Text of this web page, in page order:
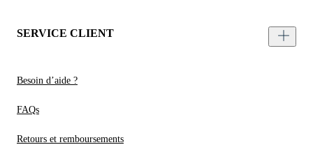
SERVICE CLIENT
Besoin d’aide ?
FAQs
Retours et remboursements